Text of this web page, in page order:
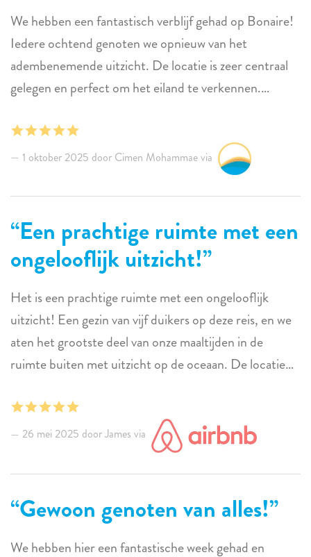
We hebben een fantastisch verblijf gehad op Bonaire!
Iedere ochtend genoten we opnieuw van het
adembenemende uitzicht. De locatie is zeer centraal
gelegen en perfect om het eiland te verkennen.
leek wel alsof we in een aquarium zwommen en we
hebben zelfs een schildpad gezien! De communicatie
met de verhuurder verliep vlot en flexibel. Omdat er
geen nieuwe gasten direct na ons kwamen, mochten
we later uitchecken, wat erg prettig was omdat wij een
avondvlucht hadden. De foto’s van de accommodatie
komen 100% overeen met de werkelijkheid. Alles bij
elkaar alleen maar positief over ons verblijf. Zeker een
plek waar we graag nog eens terug zouden komen!
1 oktober 2025 door Cimen Mohammae via
Een prachtige ruimte met een
ongelooflijk uitzicht!
Het is een prachtige ruimte met een ongelooflijk
uitzicht! Een gezin van vijf duikers op deze reis, en we
aten het grootste deel van onze maaltijden in de
ruimte buiten met uitzicht op de oceaan. De locatie
een huurauto, en ook veel mooie wandelingen langs de
zee direct buiten je deur. Ik woonde praktisch op de
patio en kom hier graag nog eens terug. Zo'n
onvergetelijke reis in zo'n ruimte. Veel ruimte en ook
aparte ruimte voor je duikuitrusting beneden, samen
met een spoeltank als je geen zin hebt om te spoelen in
de duikwinkel. Deze ruimte past bij elk scenario. We
26 mei 2025 door James via
Gewoon genoten van alles!
We hebben hier een fantastische week gehad en